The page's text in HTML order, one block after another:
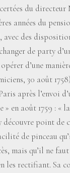
du directeur
années du
avec des
de party
d’une
30 août
après l’envoi
» en août 1759 : «
découvre point de
de pinceau
mais qu’il ne
les rectifiant. Sa